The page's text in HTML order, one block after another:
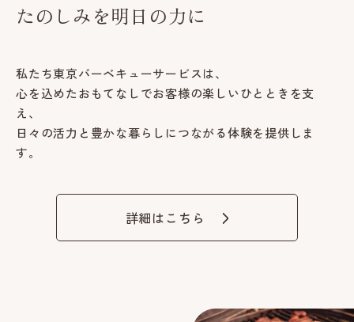
たのしみを明日の力に
私たち東京バーベキューサービスは、
心を込めたおもてなしでお客様の楽しいひとときを支
え、
日々の活力と豊かな暮らしにつながる体験を提供しま
す。
詳細はこちら